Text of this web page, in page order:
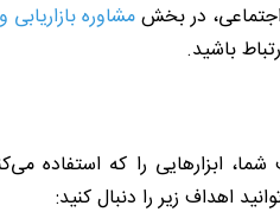
در بخشمشاوره
باشید.
ابزارهایی را که استفاده
اهداف زیر را دنبال کنید: